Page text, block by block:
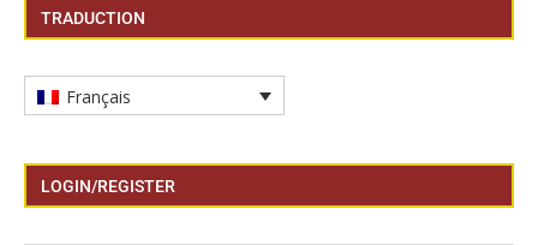
TRADUCTION
Français
LOGIN/REGISTER